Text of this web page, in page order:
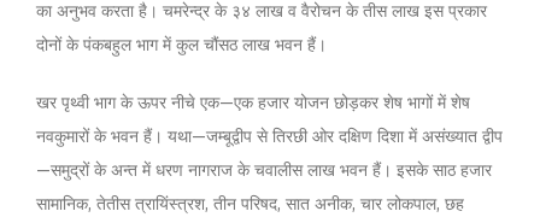
का अनुभव करता है। चमरेन्द्र के ३४ लाख व वैरोचन के तीस लाख इस प्रकार
दोनों के पंकबहुल भाग में कुल चौंसठ लाख भवन हैं।
खर पृथ्वी भाग के ऊपर नीचे एक—एक हजार योजन छोड़कर शेष भागों में शेष
नवकुमारों के भवन हैं। यथा—जम्बूद्वीप से तिरछी ओर दक्षिण दिशा में असंख्यात द्वीप
—समुद्रों के अन्त में धरण नागराज के चवालीस लाख भवन हैं। इसके साठ हजार
सामानिक, तेतीस त्रायिंस्त्रश, तीन परिषद, सात अनीक, चार लोकपाल, छह